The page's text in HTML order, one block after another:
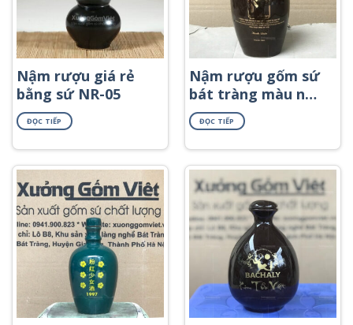
Nậm rượu giá rẻ
bằng sứ NR-05
ĐỌC TIẾP
Nậm rượu gốm sứ
bát tràng màu nâu
dáng cao in logo
NR-50
ĐỌC TIẾP